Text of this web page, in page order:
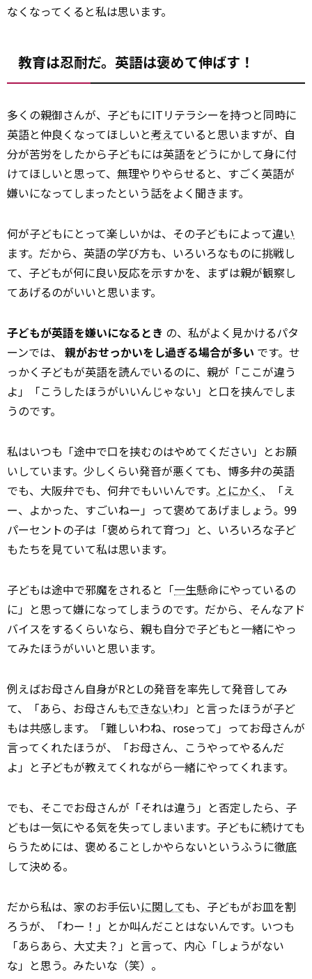
なくなってくると私は思います。
教育は忍耐だ。英語は褒めて伸ばす！
多くの親御さんが、子どもにITリテラシーを持つと同時に
英語と仲良くなってほしいと考えていると思いますが、自
分が苦労をしたから子どもには英語をどうにかして身に付
けてほしいと思って、無理やりやらせると、すごく英語が
嫌いになってしまったという話をよく聞きます。
何が子どもにとって楽しいかは、その子どもによって違い
ます。だから、英語の学び方も、いろいろなものに挑戦し
て、子どもが何に良い反応を示すかを、まずは親が観察し
てあげるのがいいと思います。
子どもが英語を嫌いになるとき の、私がよく見かけるパタ
ーンでは、 親がおせっかいをし過ぎる場合が多い です。せ
っかく子どもが英語を読んでいるのに、親が「ここが違う
よ」「こうしたほうがいいんじゃない」と口を挟んでしま
うのです。
私はいつも「途中で口を挟むのはやめてください」とお願
いしています。少しくらい発音が悪くても、博多弁の英語
でも、大阪弁でも、何弁でもいいんです。 とにかく 、「え
ー、よかった、すごいねー」って褒めてあげましょう。99
パーセントの子は「褒められて育つ」と、いろいろな子ど
もたちを見ていて私は思います。
子どもは途中で邪魔をされると「一生懸命にやっているの
に」と思って嫌になってしまうのです。だから、そんなアド
バイスをするくらいなら、親も自分で子どもと一緒にやっ
てみたほうがいいと思います。
例えばお母さん自身がRとLの発音を率先して発音してみ
て、「あら、お母さんもできないわ」と言ったほうが子ど
もは共感します。「難しいわね、roseって」ってお母さんが
言ってくれたほうが、「お母さん、こうやってやるんだ
よ」と子どもが教えてくれながら一緒にやってくれます。
でも、そこでお母さんが「それは違う」と否定したら、子
どもは一気にやる気を失ってしまいます。子どもに続けても
らうためには、褒めることしかやらないというふうに徹底
して決める。
だから私は、家のお手伝いに関しても、子どもがお皿を割
ろうが、「わー！」とか叫んだことはないんです。いつも
「あらあら、大丈夫？」と言って、内心「しょうがない
な」と思う。みたいな（笑）。